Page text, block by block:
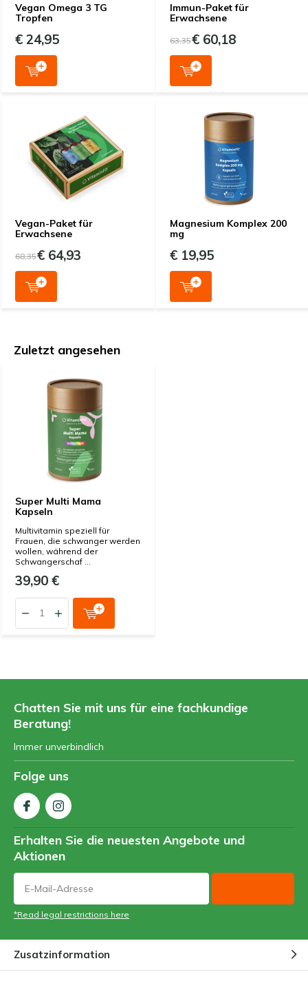
Vegan Omega 3 TG
Tropfen
€ 24,95
Immun-Paket für
Erwachsene
63,35€ 60,18
Vegan-Paket für
Erwachsene
68,35€ 64,93
Magnesium Komplex 200
mg
€ 19,95
Zuletzt angesehen
Super Multi Mama
Kapseln
Multivitamin speziell für
Frauen, die schwanger werden
wollen, während der
Schwangerschaf ...
39,90 €
Chatten Sie mit uns für eine fachkundige
Beratung!
Immer unverbindlich
Folge uns
Erhalten Sie die neuesten Angebote und
Aktionen
*Read legal restrictions here
Zusatzinformation